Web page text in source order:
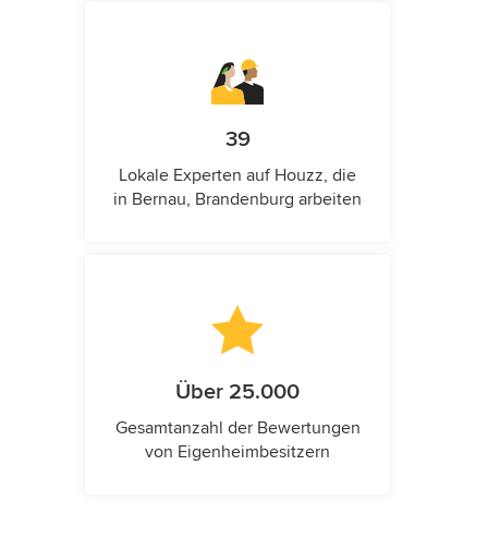
39
Lokale Experten auf Houzz, die
in Bernau, Brandenburg arbeiten
Über 25.000
Gesamtanzahl der Bewertungen
von Eigenheimbesitzern